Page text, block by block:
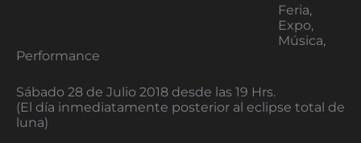
Feria,
Expo,
Música,
Performance
Sábado 28 de Julio 2018 desde las 19 Hrs.
(El día inmediatamente posterior al eclipse total de
luna)